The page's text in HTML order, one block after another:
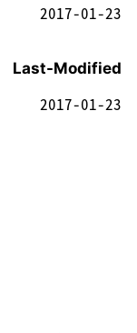
2017-01-23
Last-Modified
2017-01-23